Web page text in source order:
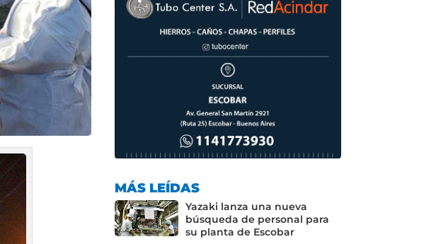
MÁS LEÍDAS
Yazaki lanza una nueva
búsqueda de personal para
su planta de Escobar